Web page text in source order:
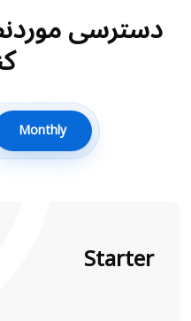
دسترسی
Monthly
Starter